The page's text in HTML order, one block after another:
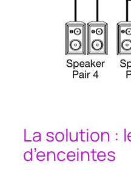
La solution :
d’enceintes